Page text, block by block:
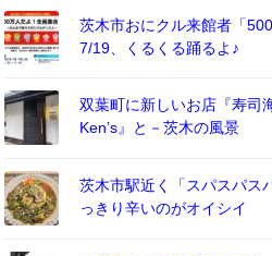
茨木市おにクル来館者「
7/19、くるくる踊るよ♪
双葉町に新しいお店『寿司
Ken’s』と－茨木の風景
茨木市駅近く「スパスパス
っきり辛いのがオイシイ